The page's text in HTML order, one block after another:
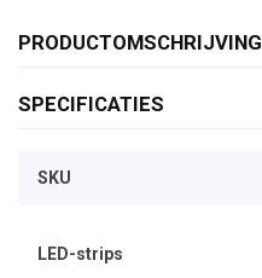
PRODUCTOMSCHRIJVING
SPECIFICATIES
SKU
LED-strips